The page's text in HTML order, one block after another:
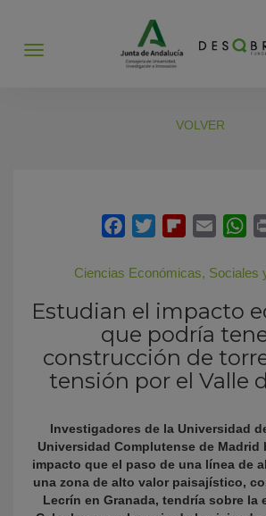
Abrir
VOLVER
Ciencias Económicas, Sociales
Estudian el impacto
que podría
construcción de
tensión por el Valle
Investigadores de la Universidad
Universidad Complutense de Madrid
impacto que el paso de una línea de
una zona de alto valor paisajístico,
Lecrín en Granada, tendría sobre la